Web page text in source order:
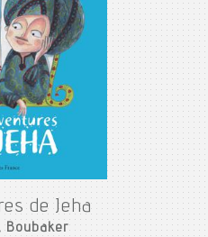
de Jeha
Boubaker